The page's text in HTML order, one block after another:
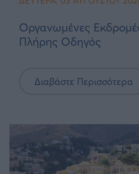
Οργανωμένες
Πλήρης Οδηγός
Διαβάστε Περισσότερα